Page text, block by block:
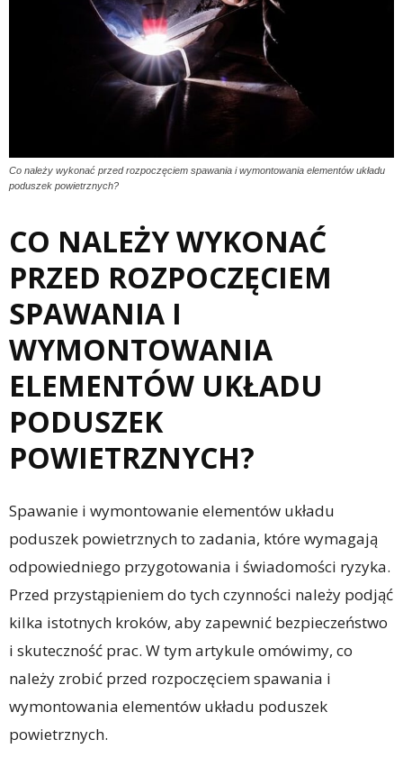
Co należy wykonać przed rozpoczęciem spawania i wymontowania elementów układu
poduszek powietrznych?
CO NALEŻY WYKONAĆ
PRZED ROZPOCZĘCIEM
SPAWANIA I
WYMONTOWANIA
ELEMENTÓW UKŁADU
PODUSZEK
POWIETRZNYCH?
Spawanie i wymontowanie elementów układu
poduszek powietrznych to zadania, które wymagają
odpowiedniego przygotowania i świadomości ryzyka.
Przed przystąpieniem do tych czynności należy podjąć
kilka istotnych kroków, aby zapewnić bezpieczeństwo
i skuteczność prac. W tym artykule omówimy, co
należy zrobić przed rozpoczęciem spawania i
wymontowania elementów układu poduszek
powietrznych.